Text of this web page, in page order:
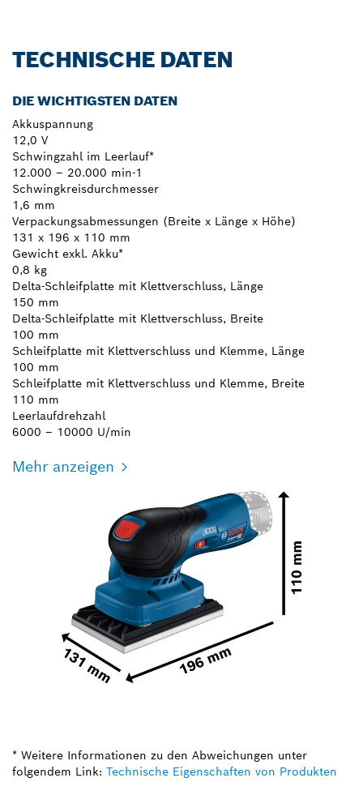
TECHNISCHE DATEN
DIE WICHTIGSTEN DATEN
Akkuspannung
12,0 V
Schwingzahl im Leerlauf*
12.000 – 20.000 min-1
Schwingkreisdurchmesser
1,6 mm
Verpackungsabmessungen (Breite x Länge x Höhe)
131 x 196 x 110 mm
Gewicht exkl. Akku*
0,8 kg
Delta-Schleifplatte mit Klettverschluss, Länge
150 mm
Delta-Schleifplatte mit Klettverschluss, Breite
100 mm
Schleifplatte mit Klettverschluss und Klemme, Länge
100 mm
Schleifplatte mit Klettverschluss und Klemme, Breite
110 mm
Leerlaufdrehzahl
6000 – 10000 U/min
Mehr anzeigen
* Weitere Informationen zu den Abweichungen unter
folgendem Link: Technische Eigenschaften von Produkten